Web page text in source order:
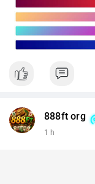
888ft org
1 h